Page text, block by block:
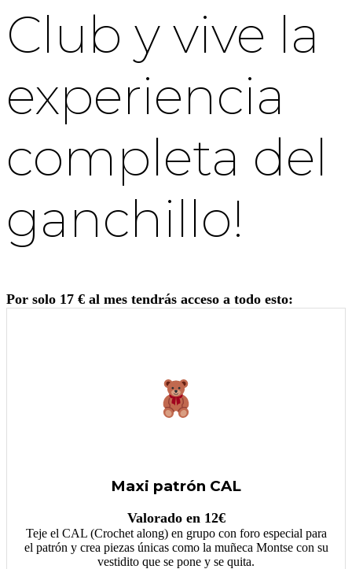
Club y vive la
experiencia
completa del
ganchillo!
Por solo 17 € al mes tendrás acceso a todo esto:
Maxi patrón CAL
Valorado en 12€
Teje el CAL (Crochet along) en grupo con foro especial para
el patrón y crea piezas únicas como la muñeca Montse con su
vestidito que se pone y se quita.